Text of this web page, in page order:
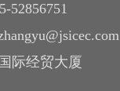
52856751
际经贸大厦